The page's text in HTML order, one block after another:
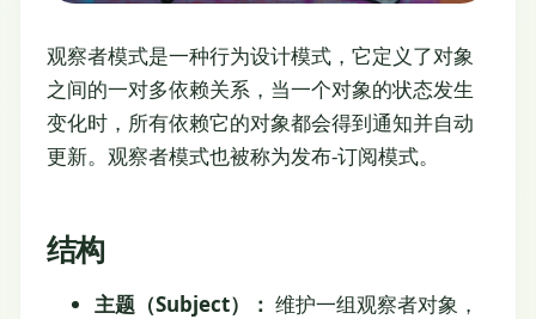
观察者模式是一种行为设计模式，它定义了对象
之间的一对多依赖关系，当一个对象的状态发生
变化时，所有依赖它的对象都会得到通知并自动
更新。观察者模式也被称为发布-订阅模式。
结构
主题（Subject）： 维护一组观察者对象，